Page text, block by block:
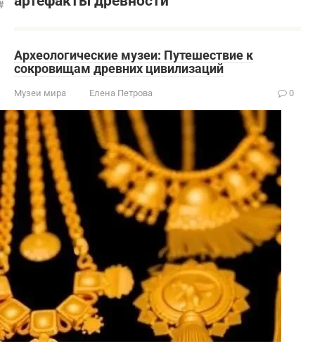
Археологические музеи: Путешествие к
сокровищам древних цивилизаций
Музеи мира Елена Петрова 0